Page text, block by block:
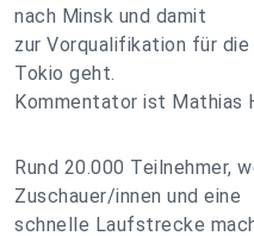
nach Minsk und damit
zur Vorqualifikation für
Tokio geht.
Kommentator ist Mathias
Rund 20.000 Teilnehmer,
Zuschauer/innen und eine
schnelle Laufstrecke